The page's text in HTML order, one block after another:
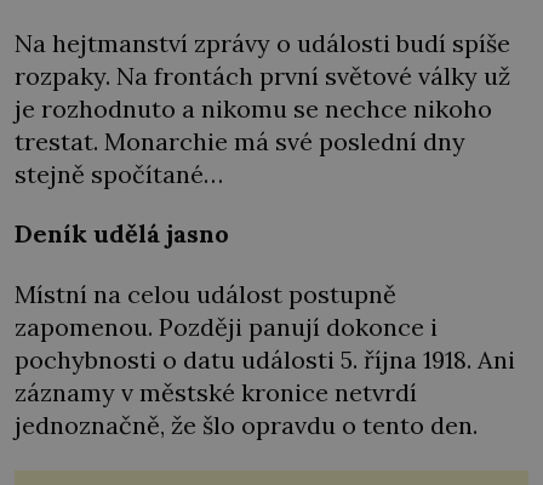
Na hejtmanství zprávy o události budí spíše
rozpaky. Na frontách první světové války už
je rozhodnuto a nikomu se nechce nikoho
trestat. Monarchie má své poslední dny
stejně spočítané…
Deník udělá jasno
Místní na celou událost postupně
zapomenou. Později panují dokonce i
pochybnosti o datu události 5. října 1918. Ani
záznamy v městské kronice netvrdí
jednoznačně, že šlo opravdu o tento den.